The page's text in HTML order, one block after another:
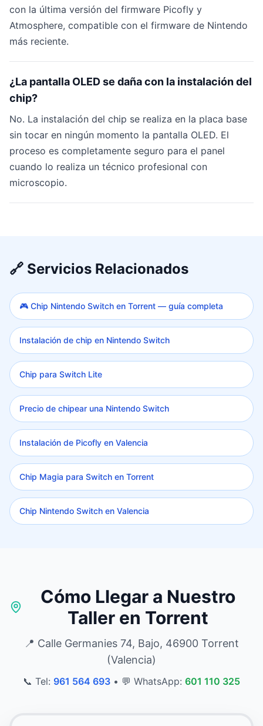
con la última versión del firmware Picofly y
Atmosphere, compatible con el firmware de Nintendo
más reciente.
¿La pantalla OLED se daña con la instalación del
chip?
No. La instalación del chip se realiza en la placa base
sin tocar en ningún momento la pantalla OLED. El
proceso es completamente seguro para el panel
cuando lo realiza un técnico profesional con
microscopio.
🔗 Servicios Relacionados
🎮 Chip Nintendo Switch en Torrent — guía completa
Instalación de chip en Nintendo Switch
Chip para Switch Lite
Precio de chipear una Nintendo Switch
Instalación de Picofly en Valencia
Chip Magia para Switch en Torrent
Chip Nintendo Switch en Valencia
Cómo Llegar a Nuestro
Taller en Torrent
📍 Calle Germanies 74, Bajo, 46900 Torrent
(Valencia)
📞 Tel: 961 564 693 • 💬 WhatsApp: 601 110 325